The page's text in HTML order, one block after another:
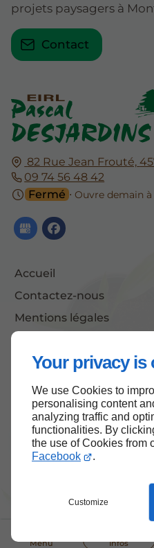
Your privacy
We use Cookies to
personalising content
analyzing traffic and
functionalities. By
the use of Cookies from
Facebook
.
Customize
Menu Infos
82 Rue Jean Frouté,
09 74 56 48 42
Fermé ⋅ Ouvre demain
Accueil
Contactez-nous
Mentions légales
projets paysagers à
Contact
Haut